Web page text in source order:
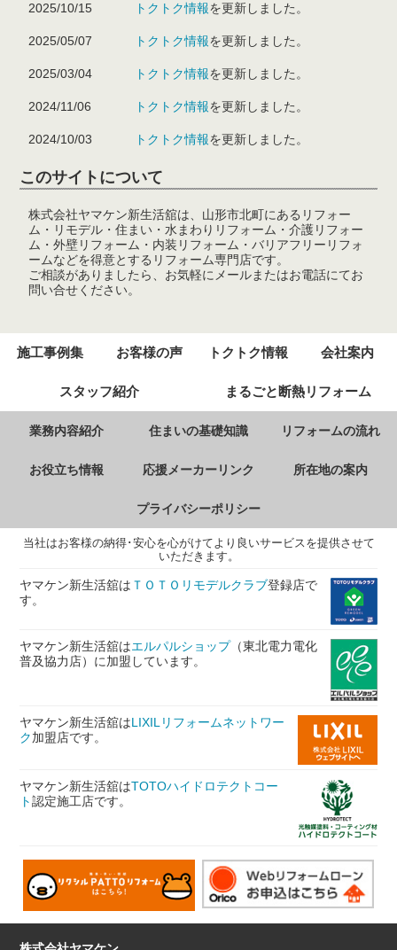
2025/10/15 トクトク情報を更新しました。
2025/05/07 トクトク情報を更新しました。
2025/03/04 トクトク情報を更新しました。
2024/11/06 トクトク情報を更新しました。
2024/10/03 トクトク情報を更新しました。
2024/09/11 トクトク情報
2024/04/11 トクトク情報 を更新しました。
2024/03/05 トクトク情報を更新しました。
2023/11/20 施工事例集を更新しました。
2023/05/09 トクトク情報を更新しました。
2023/02/09 トクトク情報 を更新しました。
2023/01/11 トクトク情報を更新しました。
2022/11/01 施工事例集を更新しました。
LIXILまるごと断熱リフォーム
した。
2022/09/05 トクトク情報を更新しました。
2022/05/12 トクトク情報を更新しました。
2022/01/28 トクトク情報を更新しました。
を更新しました。
2021/09/15
2021/05/11 トクトク情報
2021/03/08
を更新しました。
2021/01/06 トクトク情報を更新しました。
2020/11/20 トクトク情報を更新しました。
2020/09/03
このサイトについて
株式会社ヤマケン新生活舘は、山形市北町にあるリフォー
ム・リモデル・住まい・水まわりリフォーム・介護リフォー
ム・外壁リフォーム・内装リフォーム・バリアフリーリフォ
ームなどを得意とするリフォーム専門店です。
ご相談がありましたら、お気軽にメールまたはお電話にてお
問い合せください。
施工事例集 お客様の声 トクトク情報 会社案内
スタッフ紹介 まるごと断熱リフォーム
業務内容紹介 住まいの基礎知識 リフォームの流れ
お役立ち情報 応援メーカーリンク 所在地の案内
プライバシーポリシー
当社はお客様の納得･安心を心がけてより良いサービスを提供させて
いただきます。
ヤマケン新生活舘は ＴＯＴＯリモデルクラブ登録店で
す。
ヤマケン新生活舘はエルパルショップ（東北電力電化
普及協力店）に加盟しています。
ヤマケン新生活舘はLIXILリフォームネットワー
ク加盟店です。
ヤマケン新生活舘はTOTOハイドロテクトコー
ト認定施工店です。